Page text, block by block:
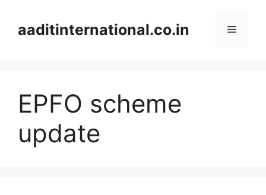
contentaaditinternational.co.in Menu
EPFO scheme
update